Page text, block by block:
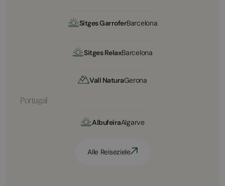
Sitges GarroferBarcelona
Sitges RelaxBarcelona
Vall NaturaGerona
Portugal
AlbufeiraAlgarve
Alle Reiseziele